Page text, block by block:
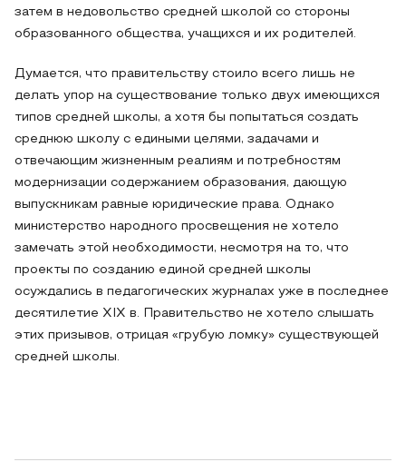
затем в недовольство средней школой со стороны
образованного общества, учащихся и их родителей.
Думается, что правительству стоило всего лишь не
делать упор на существование только двух имеющихся
типов средней школы, а хотя бы попытаться создать
среднюю школу с едиными целями, задачами и
отвечающим жизненным реалиям и потребностям
модернизации содержанием образования, дающую
выпускникам равные юридические права. Однако
министерство народного просвещения не хотело
замечать этой необходимости, несмотря на то, что
проекты по созданию единой средней школы
осуждались в педагогических журналах уже в последнее
десятилетие XIX в. Правительство не хотело слышать
этих призывов, отрицая «грубую ломку» существующей
средней школы.